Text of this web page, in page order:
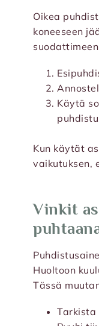
Oikea
koneeseen
Käytä
Kun käytät
vaikutuksen,
Vinkit
Huoltoon
Tässä
Tarkista